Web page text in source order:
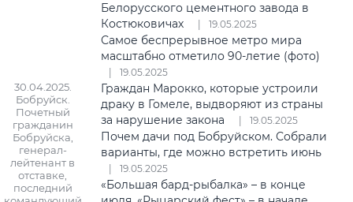
30.04.2025.
Бобруйск.
Почетный
гражданин
Бобруйска,
генерал-
лейтенант в
отставке,
последний
Белорусского цементного завода в
Костюковичах
19.05.2025
Самое беспрерывное метро мира
масштабно отметило 90-летие (фото)
19.05.2025
Граждан Марокко, которые устроили
драку в Гомеле, выдворяют из страны
за нарушение закона
19.05.2025
Почем дачи под Бобруйском. Собрали
варианты, где можно встретить июнь
19.05.2025
«Большая бард-рыбалка» – в конце